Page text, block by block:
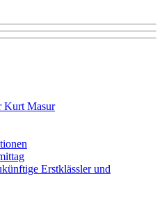
Kurt Masur
Erstklässler und